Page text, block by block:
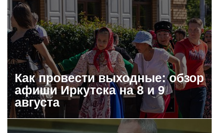
Как провести выходные: обзор
афиши Иркутска на 8 и 9
августа